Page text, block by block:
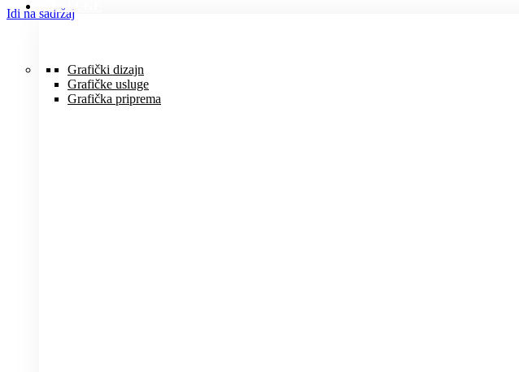
Idi na sadržajUSLUGE
Grafički dizajn
Grafičke usluge
Grafička priprema